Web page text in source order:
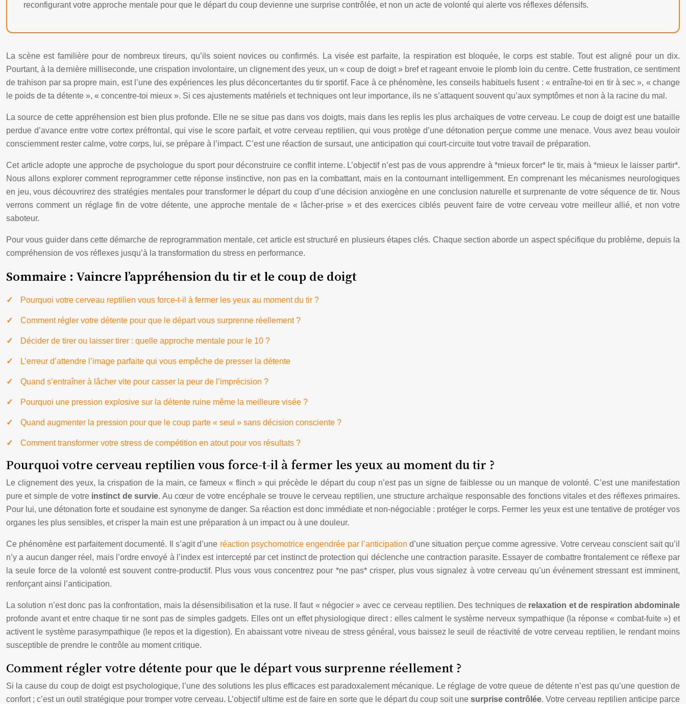
reconfigurant votre approche mentale pour que le départ du coup devienne une surprise contrôlée, et non un acte de volonté qui alerte vos réflexes défensifs.
La scène est familière pour de nombreux tireurs, qu’ils soient novices ou confirmés. La visée est parfaite, la respiration est bloquée, le corps est stable. Tout est aligné pour un dix.
Pourtant, à la dernière milliseconde, une crispation involontaire, un clignement des yeux, un « coup de doigt » bref et rageant envoie le plomb loin du centre. Cette frustration, ce sentiment
de trahison par sa propre main, est l’une des expériences les plus déconcertantes du tir sportif. Face à ce phénomène, les conseils habituels fusent : « entraîne-toi en tir à sec », « change
le poids de ta détente », « concentre-toi mieux ». Si ces ajustements matériels et techniques ont leur importance, ils ne s’attaquent souvent qu’aux symptômes et non à la racine du mal.
La source de cette appréhension est bien plus profonde. Elle ne se situe pas dans vos doigts, mais dans les replis les plus archaïques de votre cerveau. Le coup de doigt est une bataille
perdue d’avance entre votre cortex préfrontal, qui vise le score parfait, et votre cerveau reptilien, qui vous protège d’une détonation perçue comme une menace. Vous avez beau vouloir
consciemment rester calme, votre corps, lui, se prépare à l’impact. C’est une réaction de sursaut, une anticipation qui court-circuite tout votre travail de préparation.
Cet article adopte une approche de psychologue du sport pour déconstruire ce conflit interne. L’objectif n’est pas de vous apprendre à *mieux forcer* le tir, mais à *mieux le laisser partir*.
Nous allons explorer comment reprogrammer cette réponse instinctive, non pas en la combattant, mais en la contournant intelligemment. En comprenant les mécanismes neurologiques
en jeu, vous découvrirez des stratégies mentales pour transformer le départ du coup d’une décision anxiogène en une conclusion naturelle et surprenante de votre séquence de tir. Nous
verrons comment un réglage fin de votre détente, une approche mentale de « lâcher-prise » et des exercices ciblés peuvent faire de votre cerveau votre meilleur allié, et non votre
saboteur.
Pour vous guider dans cette démarche de reprogrammation mentale, cet article est structuré en plusieurs étapes clés. Chaque section aborde un aspect spécifique du problème, depuis la
compréhension de vos réflexes jusqu’à la transformation du stress en performance.
Sommaire : Vaincre l’appréhension du tir et le coup de doigt
Pourquoi votre cerveau reptilien vous force-t-il à fermer les yeux au moment du tir ?
Comment régler votre détente pour que le départ vous surprenne réellement ?
Décider de tirer ou laisser tirer : quelle approche mentale pour le 10 ?
L’erreur d’attendre l’image parfaite qui vous empêche de presser la détente
Quand s’entraîner à lâcher vite pour casser la peur de l’imprécision ?
Pourquoi une pression explosive sur la détente ruine même la meilleure visée ?
Quand augmenter la pression pour que le coup parte « seul » sans décision consciente ?
Comment transformer votre stress de compétition en atout pour vos résultats ?
Pourquoi votre cerveau reptilien vous force-t-il à fermer les yeux au moment du tir ?
Le clignement des yeux, la crispation de la main, ce fameux « flinch » qui précède le départ du coup n’est pas un signe de faiblesse ou un manque de volonté. C’est une manifestation
pure et simple de votre instinct de survie. Au cœur de votre encéphale se trouve le cerveau reptilien, une structure archaïque responsable des fonctions vitales et des réflexes primaires.
Pour lui, une détonation forte et soudaine est synonyme de danger. Sa réaction est donc immédiate et non-négociable : protéger le corps. Fermer les yeux est une tentative de protéger vos
organes les plus sensibles, et crisper la main est une préparation à un impact ou à une douleur.
Ce phénomène est parfaitement documenté. Il s’agit d’une réaction psychomotrice engendrée par l’anticipation d’une situation perçue comme agressive. Votre cerveau conscient sait qu’il
n’y a aucun danger réel, mais l’ordre envoyé à l’index est intercepté par cet instinct de protection qui déclenche une contraction parasite. Essayer de combattre frontalement ce réflexe par
la seule force de la volonté est souvent contre-productif. Plus vous vous concentrez pour *ne pas* crisper, plus vous signalez à votre cerveau qu’un événement stressant est imminent,
renforçant ainsi l’anticipation.
La solution n’est donc pas la confrontation, mais la désensibilisation et la ruse. Il faut « négocier » avec ce cerveau reptilien. Des techniques de relaxation et de respiration abdominale
profonde avant et entre chaque tir ne sont pas de simples gadgets. Elles ont un effet physiologique direct : elles calment le système nerveux sympathique (la réponse « combat-fuite ») et
activent le système parasympathique (le repos et la digestion). En abaissant votre niveau de stress général, vous baissez le seuil de réactivité de votre cerveau reptilien, le rendant moins
susceptible de prendre le contrôle au moment critique.
Comment régler votre détente pour que le départ vous surprenne réellement ?
Si la cause du coup de doigt est psychologique, l’une des solutions les plus efficaces est paradoxalement mécanique. Le réglage de votre queue de détente n’est pas qu’une question de
confort ; c’est un outil stratégique pour tromper votre cerveau. L’objectif ultime est de faire en sorte que le départ du coup soit une surprise contrôlée. Votre cerveau reptilien anticipe parce